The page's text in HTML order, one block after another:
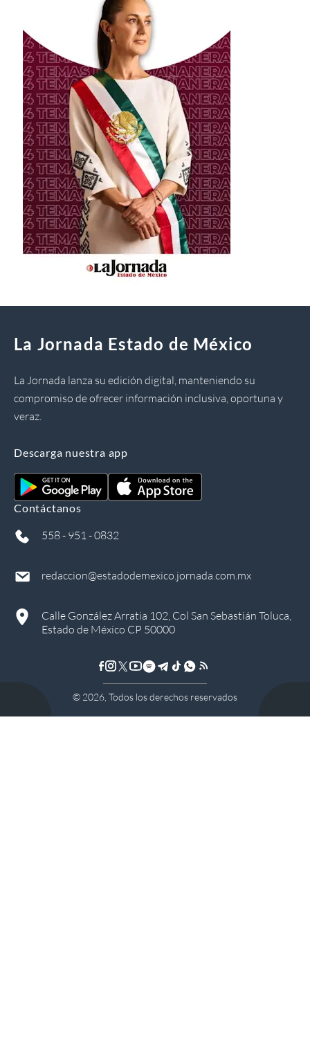
La Jornada Estado de México
La Jornada lanza su edición digital, manteniendo su
compromiso de ofrecer información inclusiva, oportuna y
veraz.
Descarga nuestra app
Contáctanos
558 - 951 - 0832
redaccion@estadodemexico.jornada.com.mx
Calle González Arratia 102, Col San Sebastián Toluca,
Estado de México CP 50000
© 2026 , Todos los derechos reservados